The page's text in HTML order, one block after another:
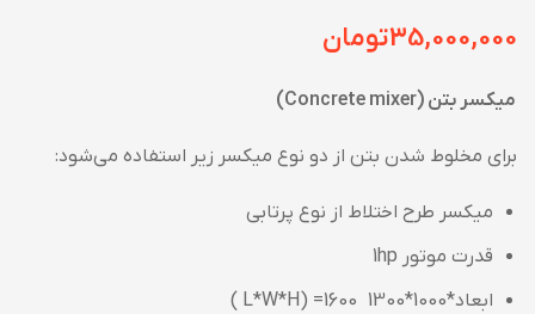
35,000,000تومان
میکسر بتن (Concrete mixer)
برای مخلوط شدن بتن از دو نوع میکسر زیر استفاده می‌شود:
میکسر طرح اختلاط از نوع پرتابی
قدرت موتور 1hp
ابعاد*1000*1300 1600= (L*W*H )